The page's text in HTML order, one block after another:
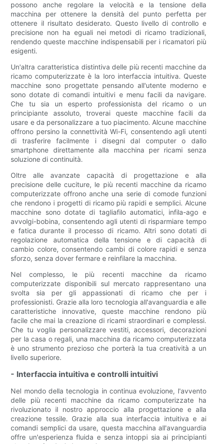
possono anche regolare la velocità e la tensione della
macchina per ottenere la densità del punto perfetta per
ottenere il risultato desiderato. Questo livello di controllo e
precisione non ha eguali nei metodi di ricamo tradizionali,
rendendo queste macchine indispensabili per i ricamatori più
esigenti.
Un'altra caratteristica distintiva delle più recenti macchine da
ricamo computerizzate è la loro interfaccia intuitiva. Queste
macchine sono progettate pensando all'utente moderno e
sono dotate di comandi intuitivi e menu facili da navigare.
Che tu sia un esperto professionista del ricamo o un
principiante assoluto, troverai queste macchine facili da
usare e da personalizzare a tuo piacimento. Alcune macchine
offrono persino la connettività Wi-Fi, consentendo agli utenti
di trasferire facilmente i disegni dal computer o dallo
smartphone direttamente alla macchina per ricami senza
soluzione di continuità.
Oltre alle avanzate capacità di progettazione e alla
precisione delle cuciture, le più recenti macchine da ricamo
computerizzate offrono anche una serie di comode funzioni
che rendono i progetti di ricamo più rapidi e semplici. Alcune
macchine sono dotate di tagliafilo automatici, infila-ago e
avvolgi-bobina, consentendo agli utenti di risparmiare tempo
e fatica durante il processo di ricamo. Altri sono dotati di
regolazione automatica della tensione e di capacità di
cambio colore, consentendo cambi di colore rapidi e senza
sforzo, senza dover fermare e reinfilare la macchina.
Nel complesso, le più recenti macchine da ricamo
computerizzate disponibili sul mercato rappresentano una
svolta sia per gli appassionati di ricamo che per i
professionisti. Grazie alla loro tecnologia all'avanguardia e alle
caratteristiche innovative, queste macchine rendono più
facile che mai la creazione di ricami straordinari e complessi.
Che tu voglia personalizzare vestiti, accessori, decorazioni
per la casa o regali, una macchina da ricamo computerizzata
è uno strumento prezioso che porterà la tua creatività a un
livello superiore.
- Interfaccia intuitiva e controlli intuitivi
Nel mondo della tecnologia in continua evoluzione, l'avvento
delle più recenti macchine da ricamo computerizzate ha
rivoluzionato il nostro approccio alla progettazione e alla
creazione tessile. Grazie alla sua interfaccia intuitiva e ai
comandi semplici da usare, questa macchina all'avanguardia
offre un'esperienza fluida e senza intoppi sia ai principianti